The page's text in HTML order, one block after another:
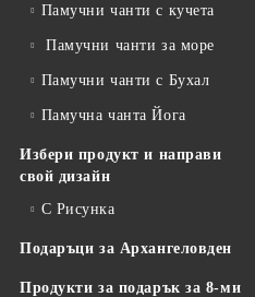
Памучни чанти с кучета
Памучни чанти за море
Памучни чанти с Бухал
Памучна чанта Йога
Избери продукт и направи
свой дизайн
С Рисунка
Подаръци за Архангеловден
Продукти за подарък за 8-ми